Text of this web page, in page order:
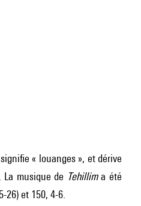
« louanges », et dérive
musique de Tehillima été
26) et 150, 4-6.